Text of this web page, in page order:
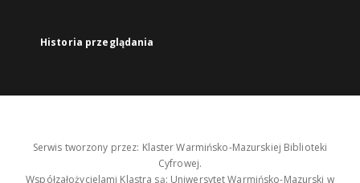
Historia przeglądania
Serwis tworzony przez: Klaster Warmińsko-Mazurskiej Biblioteki
Cyfrowej.
Współzałożycielami Klastra są: Uniwersytet Warmińsko-Mazurski w